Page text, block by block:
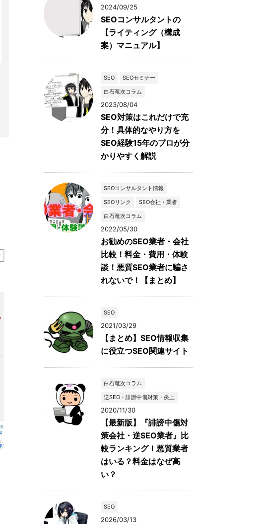
2024/09/25
SEOコンサルタントの
【ライティング（構成
案）マニュアル】
SEO
SEOセミナー
白石竜次コラム
2023/08/04
SEO対策はこれだけで充
分！具体的なやり方を
SEO経験15年のプロが分
かりやすく解説
SEOコンサルタント情報
SEOリンク
SEO会社・業者
白石竜次コラム
2022/05/30
お勧めのSEO業者・会社
比較！料金・費用・体験
談！悪質SEO業者に騙さ
れないで！【まとめ】
SEO
2021/03/29
【まとめ】SEO情報収集
に役立つSEO関連サイト
白石竜次コラム
逆SEO・誹謗中傷対策・炎上
2020/11/30
【最新版】『誹謗中傷対
策会社・逆SEO業者』比
較ランキング！悪質業者
はいる？料金はなぜ高
い？
SEO
2026/03/13